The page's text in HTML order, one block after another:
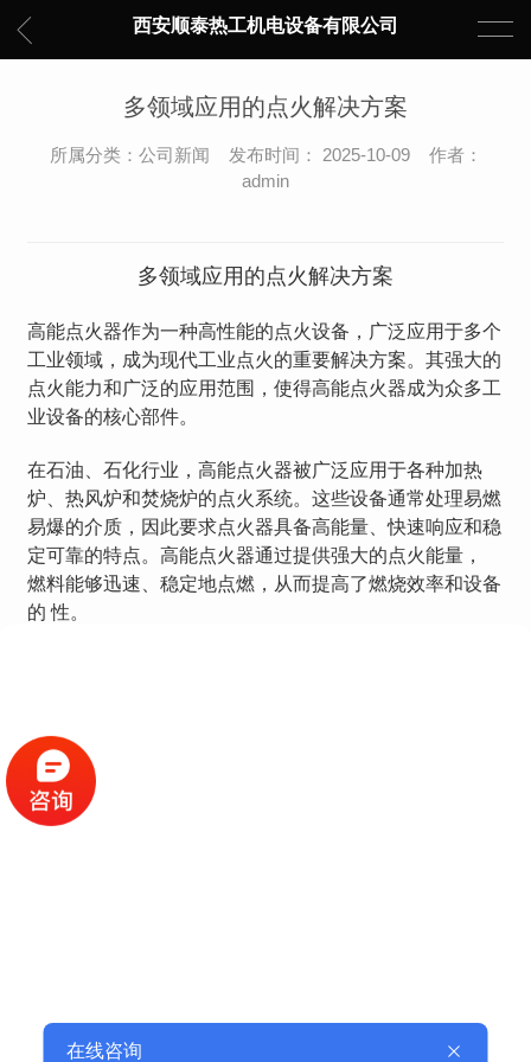
西安顺泰热工机电设备有限公司
多领域应用的点火解决方案
所属分类：公司新闻 发布时间： 2025-10-09 作者：
admin
多领域应用的点火解决方案
高能点火器作为一种高性能的点火设备，广泛应用于多个
工业领域，成为现代工业点火的重要解决方案。其强大的
点火能力和广泛的应用范围，使得高能点火器成为众多工
业设备的核心部件。
在石油、石化行业，高能点火器被广泛应用于各种加热
炉、热风炉和焚烧炉的点火系统。这些设备通常处理易燃
易爆的介质，因此要求点火器具备高能量、快速响应和稳
定可靠的特点。高能点火器通过提供强大的点火能量，
燃料能够迅速、稳定地点燃，从而提高了燃烧效率和设备
的 性。
点。高能点火器采用 的材料和工艺制造，能够在恶劣的
工作环境下稳定运行， 设备的正常点火和运行。
此外，高能点火器还被广泛应用于环保领域。在垃圾焚
火箭发动机、汽车发动机的点火系统。这些领域对点火器
的要求极高，要求点火器具备高精度、高可靠性和长寿命